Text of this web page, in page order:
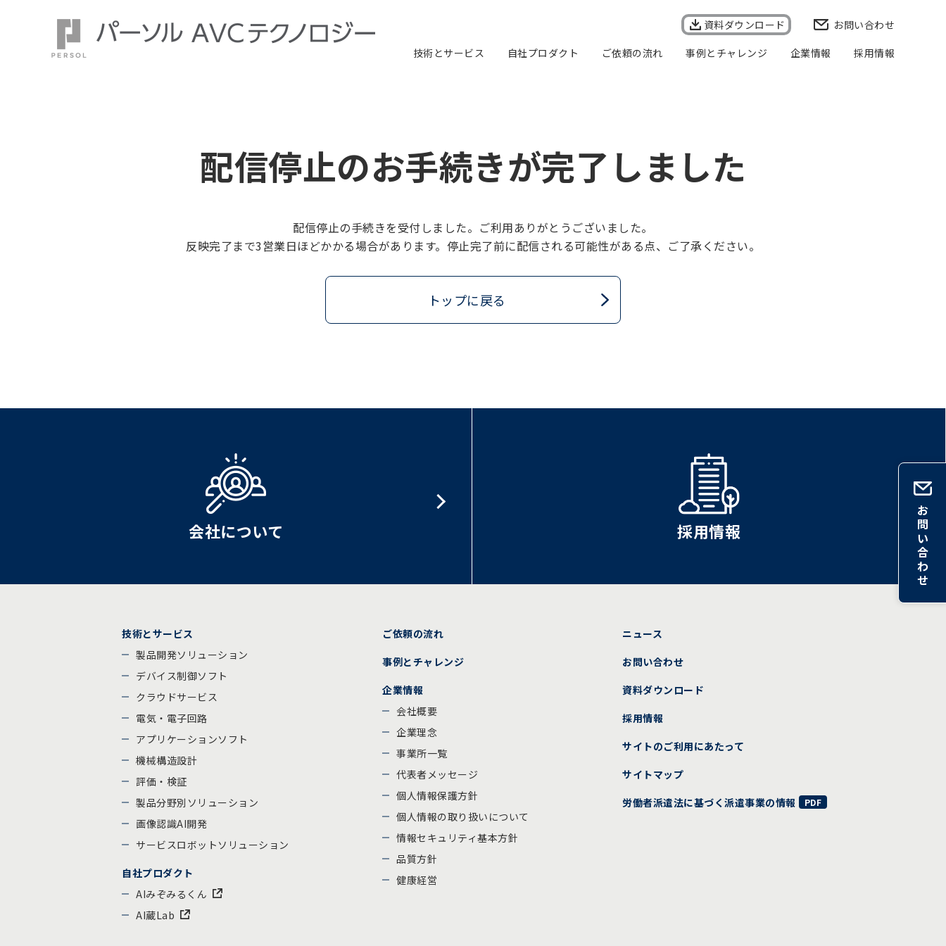
資料ダウンロード
お問い合わせ
技術とサービス
自社プロダクト ご依頼の流れ 事例とチャレンジ 企業情報 採用情報
配信停止のお手続きが完了しました
配信停止の手続きを受付しました。ご利用ありがとうございました。
反映完了まで3営業日ほどかかる場合があります。停止完了前に配信される可能性がある点、ご了承ください。
トップに戻る
会社について 採用情報
技術とサービス
製品開発ソリューション
デバイス制御ソフト
クラウドサービス
電気・電子回路
アプリケーションソフト
機械構造設計
評価・検証
製品分野別ソリューション
画像認識AI開発
サービスロボットソリューション
自社プロダクト
AIみぞみるくん
AI蔵Lab
ご依頼の流れ
事例とチャレンジ
企業情報
会社概要
企業理念
事業所一覧
代表者メッセージ
個人情報保護方針
個人情報の取り扱いについて
情報セキュリティ基本方針
品質方針
健康経営
ニュース
お問い合わせ
資料ダウンロード
採用情報
サイトのご利用にあたって
サイトマップ
労働者派遣法に基づく派遣事業の情報
お
問
い
合
わ
せ